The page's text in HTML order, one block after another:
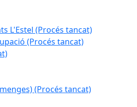
L'Estel (Procés tancat)
(Procés tancat)
(Procés tancat)